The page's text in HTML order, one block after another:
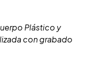
Plástico y
con grabado